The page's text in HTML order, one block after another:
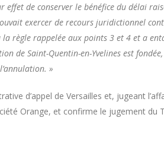
effet de conserver le bénéfice du délai
exercer de recours juridictionnel
règle rappelée aux points 3 et 4 et a
de Saint-Quentin-en-Yvelines est
»
d’appel de Versailles et, jugeant
Orange, et confirme le jugement du